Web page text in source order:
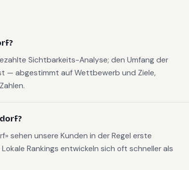
Sichtbarkeits-Analyse; den Umfang der
— abgestimmt auf Wettbewerb und Ziele,
sehen unsere Kunden in der Regel erste
Rankings entwickeln sich oft schneller als